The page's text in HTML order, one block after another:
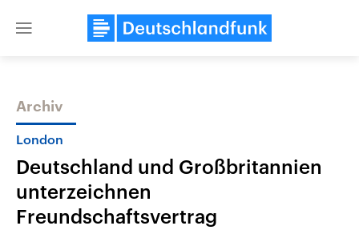
Close
Themen
Archiv
London
Deutschland und Großbritannien
unterzeichnen
Freundschaftsvertrag